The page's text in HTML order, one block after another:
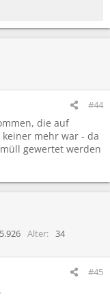
#44
die auf
mehr war - da
gewertet werden
5.926 Alter
34
#45